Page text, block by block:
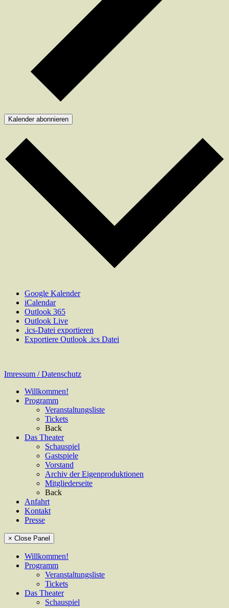
Kalender abonnieren
Google Kalender
iCalendar
Outlook 365
Outlook Live
.ics-Datei exportieren
Exportiere Outlook .ics Datei
Imressum / Datenschutz
Willkommen!
Programm
Veranstaltungsliste
Tickets
Back
Das Theater
Schauspiel
Gastspiele
Vorstand
Archiv der Eigenproduktionen
Mitgliederseite
Back
Anfahrt
Kontakt
Presse
× Close Panel
Willkommen!
Programm
Veranstaltungsliste
Tickets
Das Theater
Schauspiel